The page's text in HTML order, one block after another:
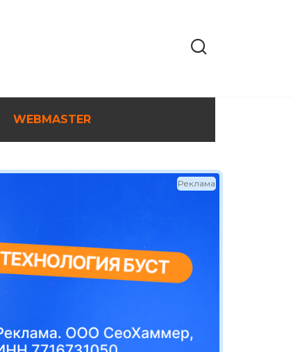
WEBMASTER
Реклама